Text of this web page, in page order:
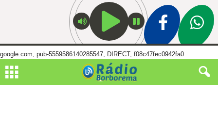
google.com, pub-5559586140285547, DIRECT, f08c47fec0942fa0